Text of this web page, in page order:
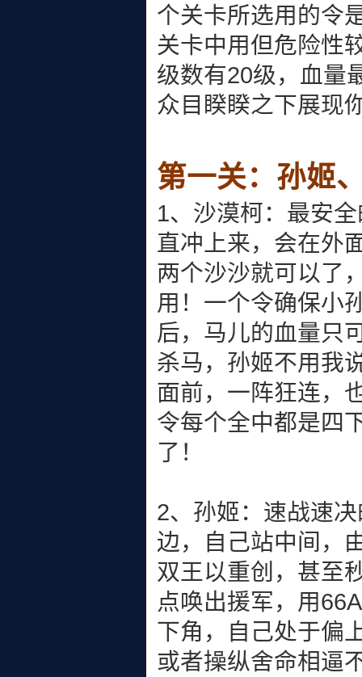
个关卡所选用的令
关卡中用但危险性
级数有20级，血量
众目睽睽之下展现
第一关：孙姬
1、沙漠柯：最安
直冲上来，会在外
两个沙沙就可以了
用！一个令确保小
后，马儿的血量只
杀马，孙姬不用我
面前，一阵狂连，
令每个全中都是四
了！
2、孙姬：速战速
边，自己站中间，
双王以重创，甚至
点唤出援军，用
下角，自己处于偏
或者操纵舍命相逼